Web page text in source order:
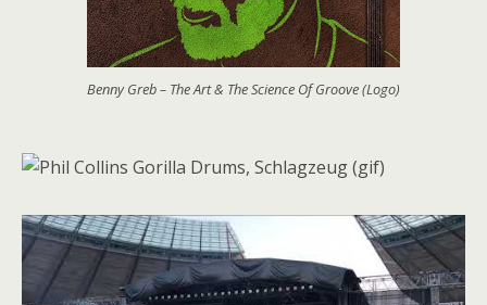
Benny Greb – The Art & The Science Of Groove (Logo)